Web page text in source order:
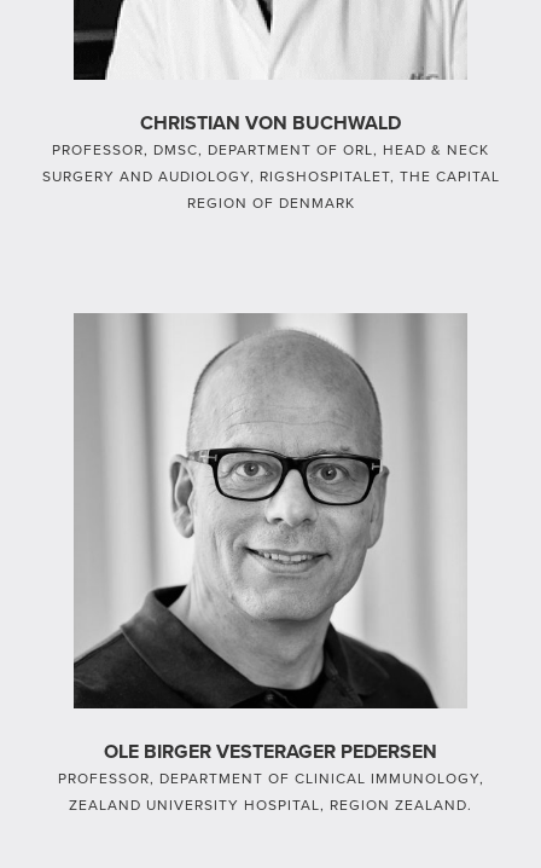
CHRISTIAN VON BUCHWALD
PROFESSOR, DMSC, DEPARTMENT OF ORL, HEAD & NECK
SURGERY AND AUDIOLOGY, RIGSHOSPITALET, THE CAPITAL
REGION OF DENMARK
OLE BIRGER VESTERAGER PEDERSEN
PROFESSOR, DEPARTMENT OF CLINICAL IMMUNOLOGY,
ZEALAND UNIVERSITY HOSPITAL, REGION ZEALAND.